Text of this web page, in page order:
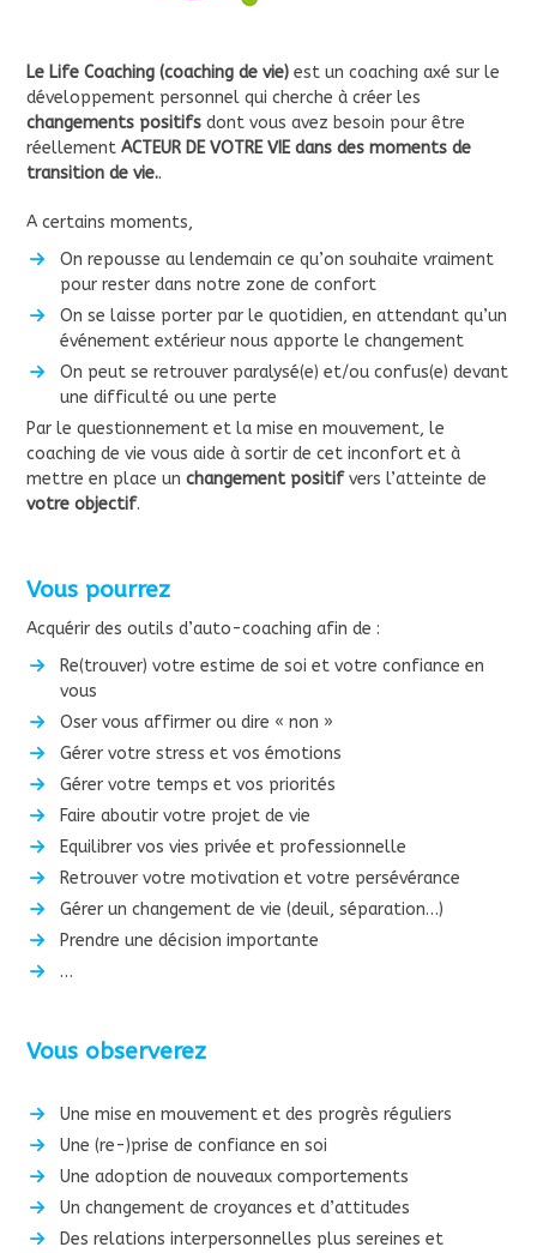
Le Life Coaching (coaching de vie)est un coaching axé sur le
développement personnel qui cherche à créer les
changements positifs dont vous avez besoin pour être
réellementACTEUR DE VOTRE VIE dans des moments de
transition de vie..
A certains moments,
On repousse au lendemain ce qu’on souhaite vraiment
pour rester dans notre zone de confort
On se laisse porter par le quotidien, en attendant qu’un
événement extérieur nous apporte le changement
On peut se retrouver paralysé(e) et/ou confus(e) devant
une difficulté ou une perte
Par le questionnement et la mise en mouvement, le
coaching de vie vous aide à sortir de cet inconfort et à
mettre en place unchangement positifvers l’atteinte de
votre objectif.
Vous pourrez
Acquérir des outils d’auto-coaching afin de :
Re(trouver) votre estime de soi et votre confiance en
vous
Oser vous affirmer ou dire « non »
Gérer votre stress et vos émotions
Gérer votre temps et vos priorités
Faire aboutir votre projet de vie
Equilibrer vos vies privée et professionnelle
Retrouver votre motivation et votre persévérance
Gérer un changement de vie (deuil, séparation…)
Prendre une décision importante
…
Vous observerez
Une mise en mouvement et des progrès réguliers
Une (re-)prise de confiance en soi
Une adoption de nouveaux comportements
Un changement de croyances et d’attitudes
Des relations interpersonnelles plus sereines et